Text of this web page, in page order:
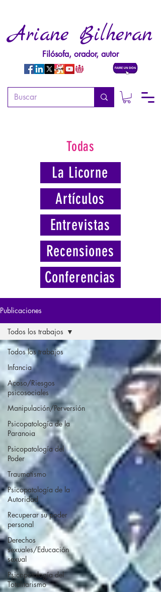
Ariane Bilheran
Filósofa, orador, autor
Todas
La Licorne
Artículos
Entrevistas
Recensiones
Conferencias
Publicaciones
Todos los trabajos
Infancia
Acoso/Riesgos
psicosociales
Manipulación/Perversión
Psicopatología de la
Paranoia
Psicopatología del
Poder
Traumatismo
Psicopatología de la
Autoridad
Recuperar su poder
personal
Derechos
sexuales/Educación
sexual
Psicopatología del
Totalitarismo
Todos los trabajos